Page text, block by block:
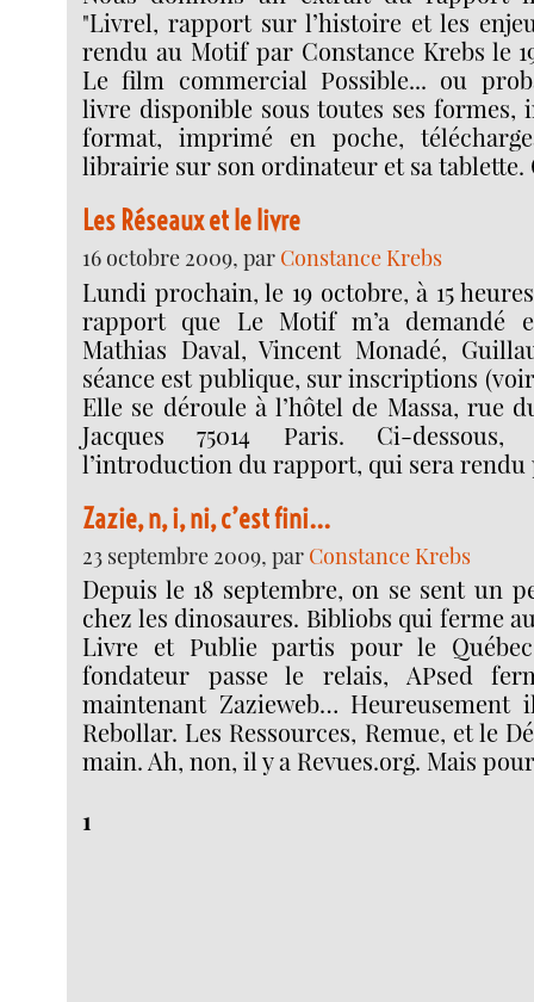
"Livrel, rapport sur l’histoire et les
rendu au Motif par Constance Krebs le
Le film commercial Possible... ou
livre disponible sous toutes ses formes,
format, imprimé en poche,
librairie sur son ordinateur et sa
Les Réseaux et le livre
16 octobre 2009, par Constance Krebs
Lundi prochain, le 19 octobre, à 15
rapport que Le Motif m’a demandé
Mathias Daval, Vincent Monadé,
séance est publique, sur inscriptions
Elle se déroule à l’hôtel de Massa, rue
Jacques 75014 Paris. Ci-
l’introduction du rapport, qui sera rendu
Zazie, n, i, ni, c’est fini...
23 septembre 2009, par Constance Krebs
Depuis le 18 septembre, on se sent un
chez les dinosaures. Bibliobs qui ferme
Livre et Publie partis pour le
fondateur passe le relais, APsed
maintenant Zazieweb… Heureusement
Rebollar. Les Ressources, Remue, et le
main. Ah, non, il y a Revues.org. Mais
1